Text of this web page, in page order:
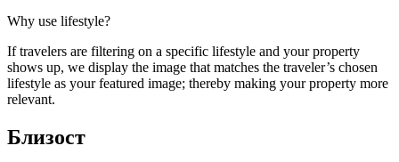
Why use lifestyle?
If travelers are filtering on a specific lifestyle and your property
shows up, we display the image that matches the traveler’s chosen
lifestyle as your featured image; thereby making your property more
relevant.
Близост